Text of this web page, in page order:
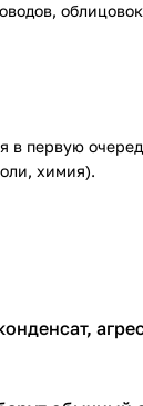
первую
химия).